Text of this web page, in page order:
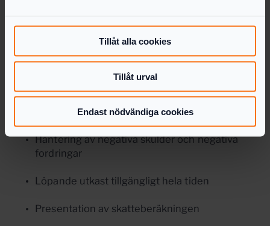
Tillåt alla cookies
Tillåt urval
Endast nödvändiga cookies
maximal avsättning, ordningen på återföring
samt schablonränta
Hantering av övergångsregler på bolagsskatt
och schablonränta
Specifik hantering av flera undantagsfall
Hantering av negativa skulder och negativa
fordringar
Löpande utkast tillgängligt hela tiden
Presentation av skatteberäkningen